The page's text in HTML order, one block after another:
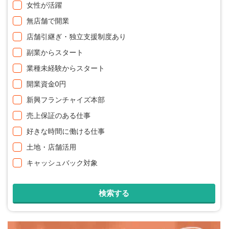
女性が活躍
無店舗で開業
店舗引継ぎ・独立支援制度あり
副業からスタート
業種未経験からスタート
開業資金0円
新興フランチャイズ本部
売上保証のある仕事
好きな時間に働ける仕事
土地・店舗活用
キャッシュバック対象